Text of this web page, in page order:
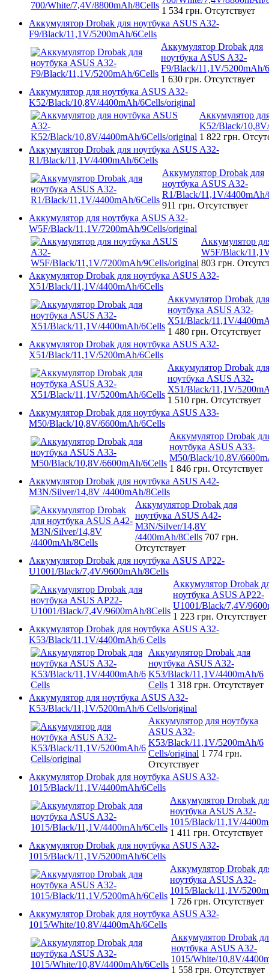
1 534 грн. Отсутствует
Аккумулятор Drobak для ноутбука ASUS A32-
F9/Black/11,1V/5200mAh/6Cells
Аккумулятор Drobak для
ноутбука ASUS A32-
F9/Black/11,1V/5200mAh/
1 630 грн. Отсутствует
Аккумулятор для ноутбука ASUS A32-
K52/Black/10,8V/4400mAh/6Cells/original
Аккумулятор
K52/Black/
1 822 грн.
Аккумулятор Drobak для ноутбука ASUS A32-
R1/Black/11,1V/4400mAh/6Cells
Аккумулятор Drobak для
ноутбука ASUS A32-
R1/Black/11,1V/4400mAh/
911 грн. Отсутствует
Аккумулятор для ноутбука ASUS A32-
W5F/Black/11,1V/7200mAh/9Cells/original
Аккумулятор
W5F/Black/
803 грн.
Аккумулятор Drobak для ноутбука ASUS A32-
X51/Black/11,1V/4400mAh/6Cells
Аккумулятор Drobak для
ноутбука ASUS A32-
X51/Black/11,1V/
1 480 грн. Отсутствует
Аккумулятор Drobak для ноутбука ASUS A32-
X51/Black/11,1V/5200mAh/6Cells
Аккумулятор Drobak для
ноутбука ASUS A32-
X51/Black/11,1V/
1 510 грн. Отсутствует
Аккумулятор Drobak для ноутбука ASUS A33-
M50/Black/10,8V/6600mAh/6Cells
Аккумулятор Drobak
ноутбука ASUS A33-
M50/Black/10,8V/
1 846 грн. Отсутствует
Аккумулятор Drobak для ноутбука ASUS A42-
M3N/Silver/14,8V /4400mAh/8Cells
Аккумулятор Drobak для
ноутбука ASUS A42-
M3N/Silver/14,8V
/4400mAh/8Cells 707 грн.
Отсутствует
Аккумулятор Drobak для ноутбука ASUS AP22-
U1001/Black/7,4V/9600mAh/8Cells
Аккумулятор Drobak
ноутбука ASUS AP22-
U1001/Black/7,4V/
1 223 грн. Отсутствует
Аккумулятор Drobak для ноутбука ASUS A32-
K53/Black/11,1V/4400mAh/6 Cells
Аккумулятор Drobak для
ноутбука ASUS A32-
K53/Black/11,1V/4400mAh/6
Cells 1 318 грн. Отсутствует
Аккумулятор для ноутбука ASUS A32-
K53/Black/11,1V/5200mAh/6 Cells/original
Аккумулятор для ноутбука
ASUS A32-
K53/Black/11,1V/5200mAh/6
Cells/original 1 774 грн.
Отсутствует
Аккумулятор Drobak для ноутбука ASUS A32-
1015/Black/11,1V/4400mAh/6Cells
Аккумулятор Drobak
ноутбука ASUS A32-
1015/Black/11,1V/
1 411 грн. Отсутствует
Аккумулятор Drobak для ноутбука ASUS A32-
1015/Black/11,1V/5200mAh/6Cells
Аккумулятор Drobak
ноутбука ASUS A32-
1015/Black/11,1V/
1 726 грн. Отсутствует
Аккумулятор Drobak для ноутбука ASUS A32-
1015/White/10,8V/4400mAh/6Cells
Аккумулятор Drobak
ноутбука ASUS A32-
1015/White/10,8V/
1 558 грн. Отсутствует